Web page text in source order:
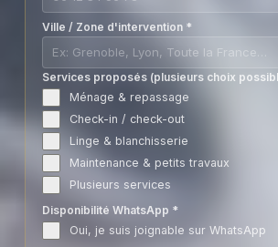
Ville / Zone d'intervention *
Services proposés (plusieurs choix
Ménage & repassage
Check-in / check-out
Linge & blanchisserie
Maintenance & petits travaux
Plusieurs services
Disponibilité WhatsApp *
Oui, je suis joignable sur WhatsApp